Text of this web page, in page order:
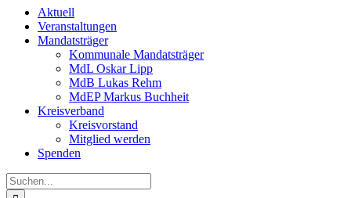
Aktuell
Veranstaltungen
Mandatsträger
Kommunale Mandatsträger
MdL Oskar Lipp
MdB Lukas Rehm
MdEP Markus Buchheit
Kreisverband
Kreisvorstand
Mitglied werden
Spenden
Suche
nach: